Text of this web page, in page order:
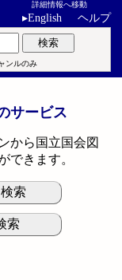
詳細情報へ移動
▸English ヘルプ
検索
ンルのみ
サービス
から国立国会図
できます。
索
索